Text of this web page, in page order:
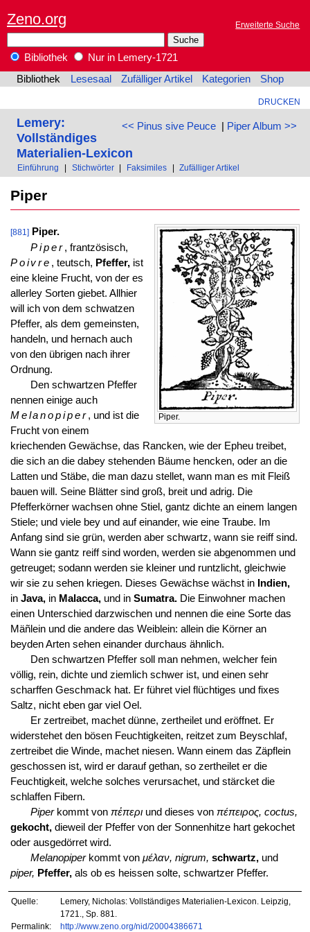
Zeno.org Erweiterte Suche
Bibliothek
Nur in Lemery-1721
Bibliothek
Lesesaal Zufälliger Artikel Kategorien Shop
DRUCKEN
<< Pinus sive Peuce| Piper Album >>
Lemery:
Vollständiges
Materialien-Lexicon
Einführung Stichwörter Faksimiles Zufälliger Artikel
Piper
Piper.
[881]
Piper.
Piper, frantzösisch,
Poivre , teutsch, Pfeffer, ist
eine kleine Frucht, von der es
allerley Sorten giebet. Allhier
will ich von dem schwatzen
Pfeffer, als dem gemeinsten,
handeln, und hernach auch
von den übrigen nach ihrer
Ordnung.
Den schwartzen Pfeffer
nennen einige auch
Melanopiper, und ist die
Frucht von einem
kriechenden Gewächse, das Rancken, wie der Epheu treibet,
die sich an die dabey stehenden Bäume hencken, oder an die
Latten und Stäbe, die man dazu stellet, wann man es mit Fleiß
bauen will. Seine Blätter sind groß, breit und adrig. Die
Pfefferkörner wachsen ohne Stiel, gantz dichte an einem langen
Stiele; und viele bey und auf einander, wie eine Traube. Im
Anfang sind sie grün, werden aber schwartz, wann sie reiff sind.
Wann sie gantz reiff sind worden, werden sie abgenommen und
getreuget; sodann werden sie kleiner und runtzlicht, gleichwie
wir sie zu sehen kriegen. Dieses Gewächse wächst in Indien,
in Java,in Malacca,und in Sumatra.Die Einwohner machen
einen Unterschied darzwischen und nennen die eine Sorte das
Mäñlein und die andere das Weiblein: allein die Körner an
beyden Arten sehen einander durchaus ähnlich.
Den schwartzen Pfeffer soll man nehmen, welcher fein
völlig, rein, dichte und ziemlich schwer ist, und einen sehr
scharffen Geschmack hat. Er führet viel flüchtiges und fixes
Saltz, nicht eben gar viel Oel.
Er zertreibet, machet dünne, zertheilet und eröffnet. Er
widerstehet den bösen Feuchtigkeiten, reitzet zum Beyschlaf,
zertreibet die Winde, machet niesen. Wann einem das Zäpflein
geschossen ist, wird er darauf gethan, so zertheilet er die
Feuchtigkeit, welche solches verursachet, und stärcket die
schlaffen Fibern.
Piperkommt von πἐπεριund dieses von πέπειρος, coctus,
gekocht,dieweil der Pfeffer von der Sonnenhitze hart gekochet
oder ausgedörret wird.
Melanopiperkommt von μέλαν, nigrum, schwartz,und
piper, Pfeffer,als ob es heissen solte, schwartzer Pfeffer.
Quelle:
Lemery, Nicholas: Vollständiges Materialien-Lexicon. Leipzig,
1721., Sp. 881.
Permalink:
http://www.zeno.org/nid/20004386671